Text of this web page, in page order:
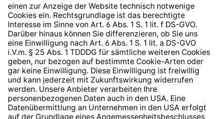
Hinweisgeberschutzsystem
Barrierefreiheit